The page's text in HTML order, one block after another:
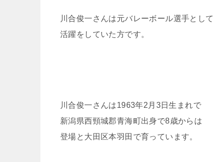
川合俊一さんは元バレーボール選手として
活躍をしていた方です。
川合俊一さんは1963年2月3日生まれで
新潟県西頸城郡青海町出身で8歳からは
登場と大田区本羽田で育っています。